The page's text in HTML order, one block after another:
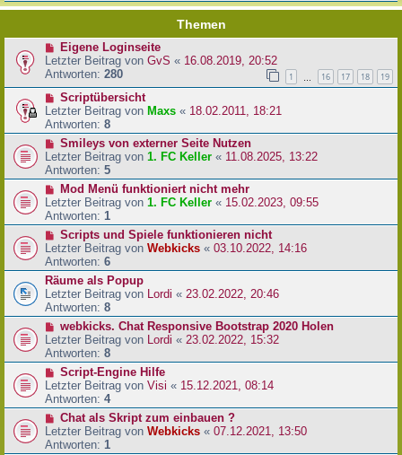
Themen
Eigene Loginseite
Letzter Beitrag von GvS « 16.08.2019, 20:52
Antworten: 280 1 16 17 18 19
Scriptübersicht
Letzter Beitrag von Maxs « 18.02.2011, 18:21
Antworten: 8
Smileys von externer Seite Nutzen
Letzter Beitrag von 1. FC Keller « 11.08.2025, 13:22
Antworten: 5
Mod Menü funktioniert nicht mehr
Letzter Beitrag von 1. FC Keller « 15.02.2023, 09:55
Antworten: 1
Scripts und Spiele funktionieren nicht
Letzter Beitrag von Webkicks « 03.10.2022, 14:16
Antworten: 6
Räume als Popup
Letzter Beitrag von
Lordi « 23.02.2022, 20:46
Antworten: 8
webkicks. Chat Responsive Bootstrap 2020 Holen
Letzter Beitrag von
Lordi « 23.02.2022, 15:32
Antworten: 8
Script-Engine Hilfe
Letzter Beitrag von Visi « 15.12.2021, 08:14
Antworten: 4
Chat als Skript zum einbauen ?
Letzter Beitrag von Webkicks « 07.12.2021, 13:50
Antworten: 1